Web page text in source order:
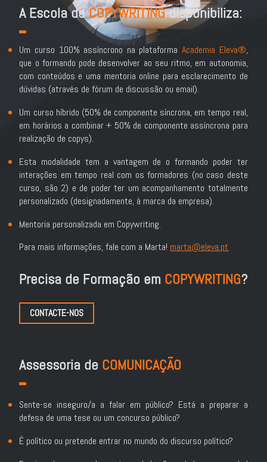
A Escola deCOPYWRITINGdisponibiliza:
Um curso 100% assíncrono na plataforma Academia Eleva®,
que o formando pode desenvolver ao seu ritmo, em autonomia,
com conteúdos e uma mentoria online para esclarecimento de
dúvidas (através de fórum de discussão ou email).
Um curso híbrido (50% de componente síncrona, em tempo real,
em horários a combinar + 50% de componente assíncrona para
realização de copys).
Esta modalidade tem a vantagem de o formando poder ter
interações em tempo real com os formadores (no caso deste
curso, são 2) e de poder ter um acompanhamento totalmente
personalizado (designadamente, à marca da empresa).
Mentoria personalizada em Copywriting.
Para mais informações, fale com a Marta! marta@eleva.pt
Precisa de Formação em COPYWRITING?
CONTACTE-NOS
Assessoria de COMUNICAÇÃO
Sente-se inseguro/a a falar em público? Está a preparar a
defesa de uma tese ou um concurso público?
É político ou pretende entrar no mundo do discurso político?